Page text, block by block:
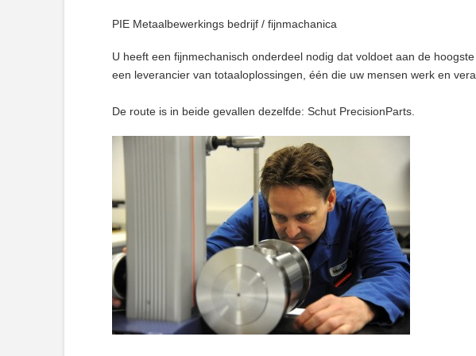
PIE Metaalbewerkings bedrijf / fijnmachanica
U heeft een fijnmechanisch onderdeel nodig dat voldoet aan de
een leverancier van totaaloplossingen, één die uw mensen werk en
De route is in beide gevallen dezelfde: Schut PrecisionParts.